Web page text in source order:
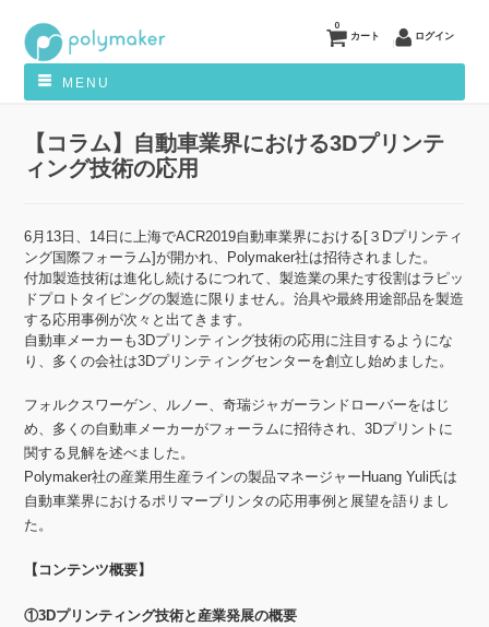
カート
0
ログイン
MENU
【コラム】自動車業界における3Dプリンテ
ィング技術の応用
6月13日、14日に上海でACR2019自動車業界における[３Dプリンティ
ング国際フォーラム]が開かれ、Polymaker社は招待されました。
付加製造技術は進化し続けるにつれて、製造業の果たす役割はラピッ
ドプロトタイピングの製造に限りません。治具や最終用途部品を製造
する応用事例が次々と出てきます。
自動車メーカーも3Dプリンティング技術の応用に注目するようにな
り、多くの会社は3Dプリンティングセンターを創立し始めました。
フォルクスワーゲン、ルノー、奇瑞ジャガーランドローバーをはじ
め、多くの自動車メーカーがフォーラムに招待され、3Dプリントに
関する見解を述べました。
Polymaker社の産業用生産ラインの製品マネージャーHuang Yuli氏は
自動車業界におけるポリマープリンタの応用事例と展望を語りまし
た。
【コンテンツ概要】
①3Dプリンティング技術と産業発展の概要